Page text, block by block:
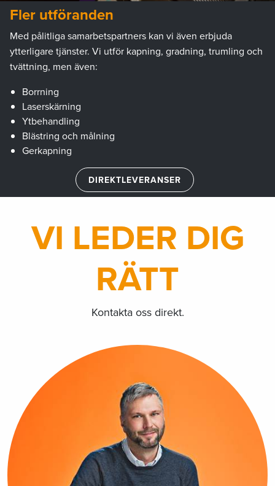
Fler utföranden
Med pålitliga samarbetspartners kan vi även erbjuda
ytterligare tjänster. Vi utför kapning, gradning, trumling och
tvättning, men även:
Borrning
Laserskärning
Ytbehandling
Blästring och målning
Gerkapning
DIREKTLEVERANSER
VI LEDER DIG
RÄTT
Kontakta oss direkt.